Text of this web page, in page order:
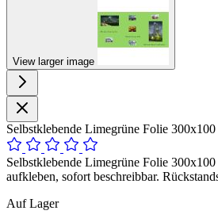
View larger image
Selbstklebende Limegrüne Folie
Selbstklebende Limegrüne Folie
aufkleben, sofort beschreibbar.
Auf Lager